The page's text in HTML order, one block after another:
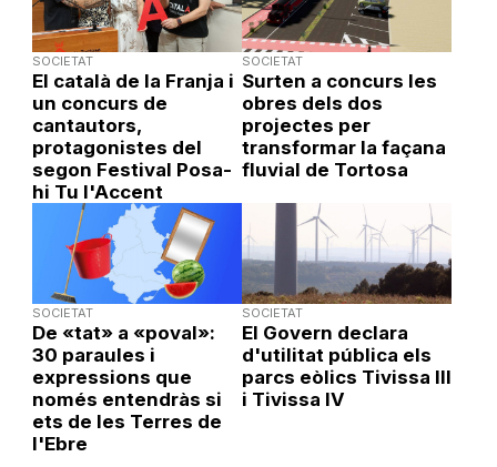
SOCIETAT
El català de la Franja i
un concurs de
cantautors,
protagonistes del
segon Festival Posa-
hi Tu l'Accent
SOCIETAT
Surten a concurs les
obres dels dos
projectes per
transformar la façana
fluvial de Tortosa
SOCIETAT
De «tat» a «poval»:
30 paraules i
expressions que
només entendràs si
ets de les Terres de
l'Ebre
SOCIETAT
El Govern declara
d'utilitat pública els
parcs eòlics Tivissa III
i Tivissa IV